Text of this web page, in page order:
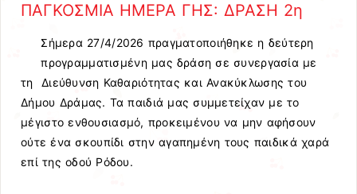
ΠΑΓΚΟΣΜΙΑ ΗΜΕΡΑ ΓΗΣ: ΔΡΑΣΗ 2η
Σήμερα 27/4/2026 πραγματοποιήθηκε η δεύτερη
προγραμματισμένη μας δράση σε συνεργασία με
τη Διεύθυνση Καθαριότητας και Ανακύκλωσης του
Δήμου Δράμας. Τα παιδιά μας συμμετείχαν με το
μέγιστο ενθουσιασμό, προκειμένου να μην αφήσουν
ούτε ένα σκουπίδι στην αγαπημένη τους παιδικά χαρά
επί της οδού Ρόδου.